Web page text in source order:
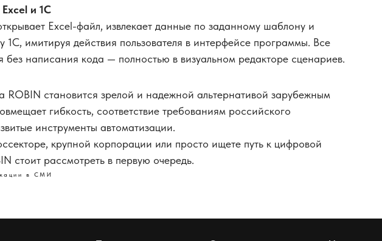
и 1С
Excel-файл, извлекает данные по заданному шаблону и
1С, имитируя действия пользователя в интерфейсе программы. Все
без написания кода — полностью в визуальном редакторе сценариев.
ROBIN становится зрелой и надежной альтернативой зарубежным
гибкость, соответствие требованиям российского
инструменты автоматизации.
крупной корпорации или просто ищете путь к цифровой
стоит рассмотреть в первую очередь.
в СМИ